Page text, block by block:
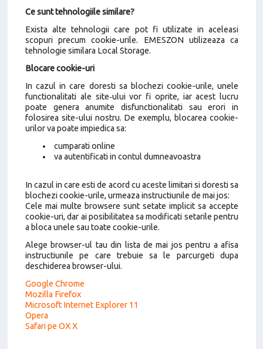
Ce sunt tehnologiile similare?
Exista alte tehnologii care pot fi utilizate in aceleasi
scopuri precum cookie-urile. EMESZON utilizeaza ca
tehnologie similara Local Storage.
Blocare cookie-uri
In cazul in care doresti sa blochezi cookie-urile, unele
functionalitati ale site‑ului vor fi oprite, iar acest lucru
poate genera anumite disfunctionalitati sau erori in
folosirea site-ului nostru. De exemplu, blocarea cookie-
urilor va poate impiedica sa:
cumparati online
va autentificati in contul dumneavoastra
In cazul in care esti de acord cu aceste limitari si doresti sa
blochezi cookie-urile, urmeaza instructiunile de mai jos:
Cele mai multe browsere sunt setate implicit sa accepte
cookie-uri, dar ai posibilitatea sa modificati setarile pentru
a bloca unele sau toate cookie-urile.
Alege browser-ul tau din lista de mai jos pentru a afisa
instructiunile pe care trebuie sa le parcurgeti dupa
deschiderea browser-ului.
Google Chrome
Mozilla Firefox
Microsoft Internet Explorer 11
Opera
Safari pe OX X